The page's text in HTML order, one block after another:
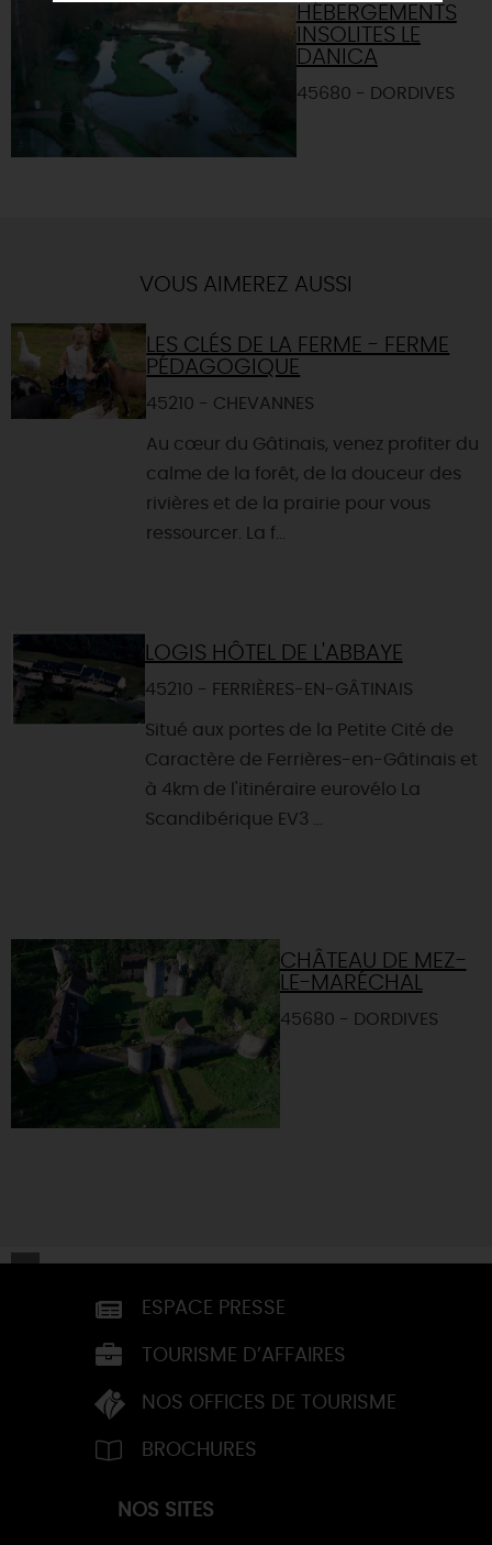
HÉBERGEMENTS
INSOLITES LE
DANICA
45680 - DORDIVES
VOUS AIMEREZ AUSSI
LES CLÉS DE LA FERME - FERME
PÉDAGOGIQUE
45210 - CHEVANNES
Au cœur du Gâtinais, venez profiter du
calme de la forêt, de la douceur des
rivières et de la prairie pour vous
ressourcer. La f...
LOGIS HÔTEL DE L'ABBAYE
45210 - FERRIÈRES-EN-GÂTINAIS
Situé aux portes de la Petite Cité de
Caractère de Ferrières-en-Gâtinais et
à 4km de l'itinéraire eurovélo La
Scandibérique EV3 ...
CHÂTEAU DE MEZ-
LE-MARÉCHAL
45680 - DORDIVES
ESPACE PRESSE
TOURISME D’AFFAIRES
NOS OFFICES DE TOURISME
BROCHURES
NOS SITES